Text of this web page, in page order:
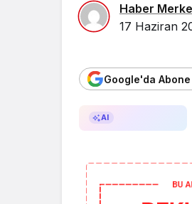
Haber
17 Haziran
Google'da Abone
AI